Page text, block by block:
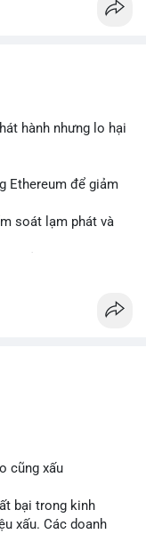
hành nhưng lo hại
Ethereum để giảm
soát lạm phát và
mạng lưới
đầu tư istituционаl
cũng xấu
bại trong kinh
xấu. Các doanh